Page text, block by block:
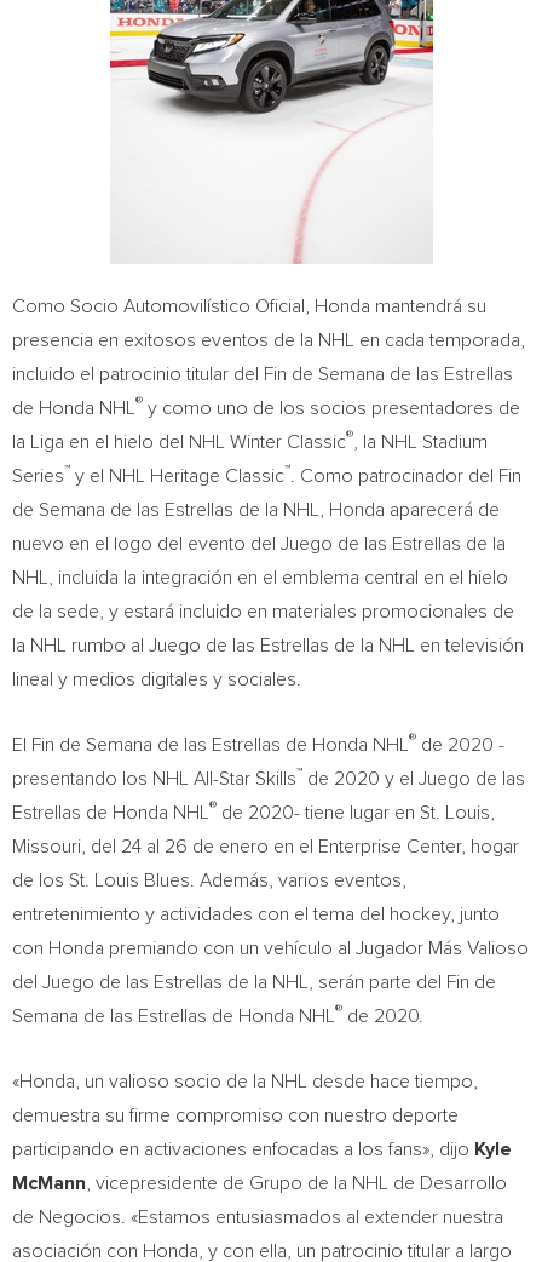
Como Socio Automovilístico Oficial, Honda mantendrá su
presencia en exitosos eventos de la NHL en cada temporada,
incluido el patrocinio titular del Fin de Semana de las Estrellas
de Honda NHL
® y como uno de los socios presentadores de
la Liga en el hielo del NHL Winter Classic®
, la NHL Stadium
Series™ y el NHL Heritage Classic™
. Como patrocinador del Fin
de Semana de las Estrellas de la NHL, Honda aparecerá de
nuevo en el logo del evento del Juego de las Estrellas de la
NHL, incluida la integración en el emblema central en el hielo
de la sede, y estará incluido en materiales promocionales de
la NHL rumbo al Juego de las Estrellas de la NHL en televisión
lineal y medios digitales y sociales.
El Fin de Semana de las Estrellas de Honda NHL ® de 2020 -
presentando los NHL All-Star Skills™ de 2020 y el Juego de las
Estrellas de Honda NHL
® de 2020- tiene lugar en St. Louis,
Missouri , del 24 al 26 de enero en el Enterprise Center, hogar
de los St. Louis Blues. Además, varios eventos,
entretenimiento y actividades con el tema del hockey, junto
con Honda premiando con un vehículo al Jugador Más Valioso
del Juego de las Estrellas de la NHL, serán parte del Fin de
Semana de las Estrellas de Honda NHL ® de 2020.
«Honda, un valioso socio de la NHL desde hace tiempo,
demuestra su firme compromiso con nuestro deporte
participando en activaciones enfocadas a los fans», dijo Kyle
McMann , vicepresidente de Grupo de la NHL de Desarrollo
de Negocios. «Estamos entusiasmados al extender nuestra
asociación con Honda, y con ella, un patrocinio titular a largo